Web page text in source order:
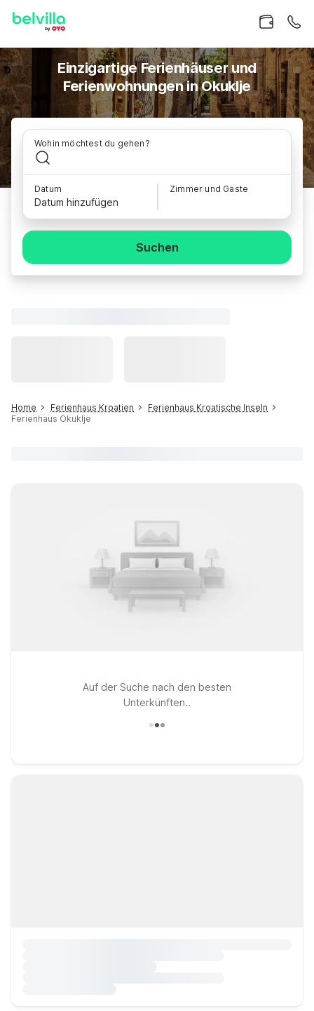
Einzigartige Ferienhäuser und
Ferienwohnungen in Okuklje
Wohin möchtest du gehen?
Datum
Datum hinzufügen
Zimmer und Gäste
Suchen
Home Ferienhaus Kroatien
Ferienhaus Kroatische Inseln
Ferienhaus Okuklje
Auf der Suche nach den besten
Unterkünften..